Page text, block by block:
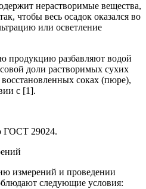
нерастворимые вещества,
чтобы весь осадок оказался во
или осветление
продукцию разбавляют водой
доли растворимых сухих
соках (пюре),
с [1].
ГОСТ 29024.
измерений и проведении
следующие условия: